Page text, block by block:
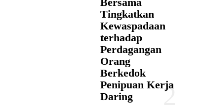
Tingkatkan
Kewaspadaan
terhadap
Perdagangan
Orang
Berkedok
Penipuan Kerja
Daring